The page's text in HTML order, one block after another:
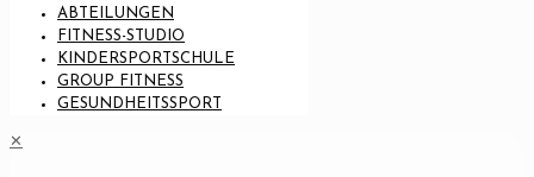
ABTEILUNGEN
FITNESS-STUDIO
KINDERSPORTSCHULE
GROUP FITNESS
GESUNDHEITSSPORT
✕